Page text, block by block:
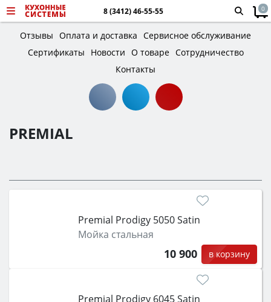
8 (3412) 46-55-55 0
Отзывы Оплата и доставка Сервисное обслуживание
Сертификаты
Новости О товаре Сотрудничество
Контакты
PREMIAL
Premial Prodigy 5050 Satin
Мойка стальная
10 900 в корзину
Premial Prodigy 6045 Satin